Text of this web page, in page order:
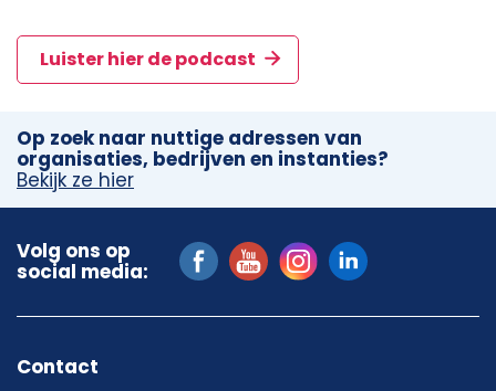
Luister hier de podcast
Op zoek naar nuttige adressen van
organisaties, bedrijven en instanties?
Bekijk ze hier
Volg ons op
social media:
Contact